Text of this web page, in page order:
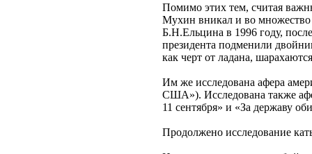
Помимо этих тем, считая
Мухин вникал и во множество
Б.Н.Ельцина в 1996 году,
президента подменили
как черт от ладана,
Им же исследована афера
США»). Исследована также
11 сентября» и «За державу
Продолжено исследование